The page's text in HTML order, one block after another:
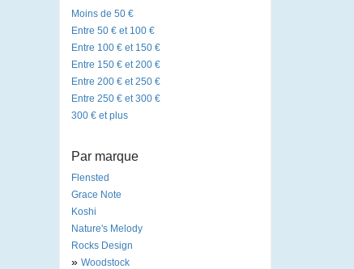
Moins de 50 €
Entre 50 € et 100 €
Entre 100 € et 150 €
Entre 150 € et 200 €
Entre 200 € et 250 €
Entre 250 € et 300 €
300 € et plus
Par marque
Flensted
Grace Note
Koshi
Nature's Melody
Rocks Design
» Woodstock